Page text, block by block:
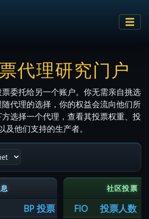
代理研究门户
委托给另一个账户。你无需亲自挑选
代理的选择，你的权益会流向他们所
选择一个代理，查看其投票权重、投
及他们支持的生产者。
社区投票
BP 投票 FIO 投票人数